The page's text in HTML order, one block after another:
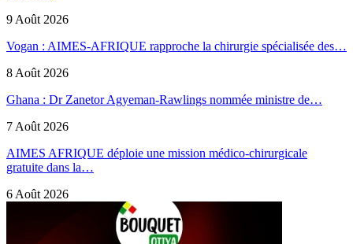
9 Août 2026
Vogan : AIMES-AFRIQUE rapproche la chirurgie spécialisée des…
8 Août 2026
Ghana : Dr Zanetor Agyeman-Rawlings nommée ministre de…
7 Août 2026
AIMES AFRIQUE déploie une mission médico-chirurgicale
gratuite dans la…
6 Août 2026